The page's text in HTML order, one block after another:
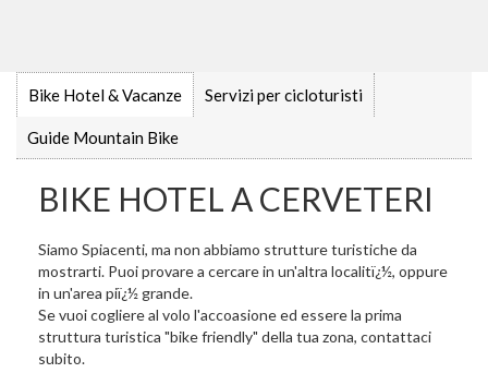
Bike Hotel & Vacanze Servizi per cicloturisti
Guide Mountain Bike
BIKE HOTEL A CERVETERI
Siamo Spiacenti, ma non abbiamo strutture turistiche da
mostrarti. Puoi provare a cercare in un'altra localitï¿½, oppure
in un'area piï¿½ grande.
Se vuoi cogliere al volo l'accoasione ed essere la prima
struttura turistica "bike friendly" della tua zona, contattaci
subito.